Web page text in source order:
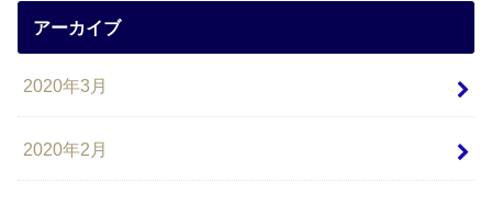
アーカイブ
2020年3月
2020年2月